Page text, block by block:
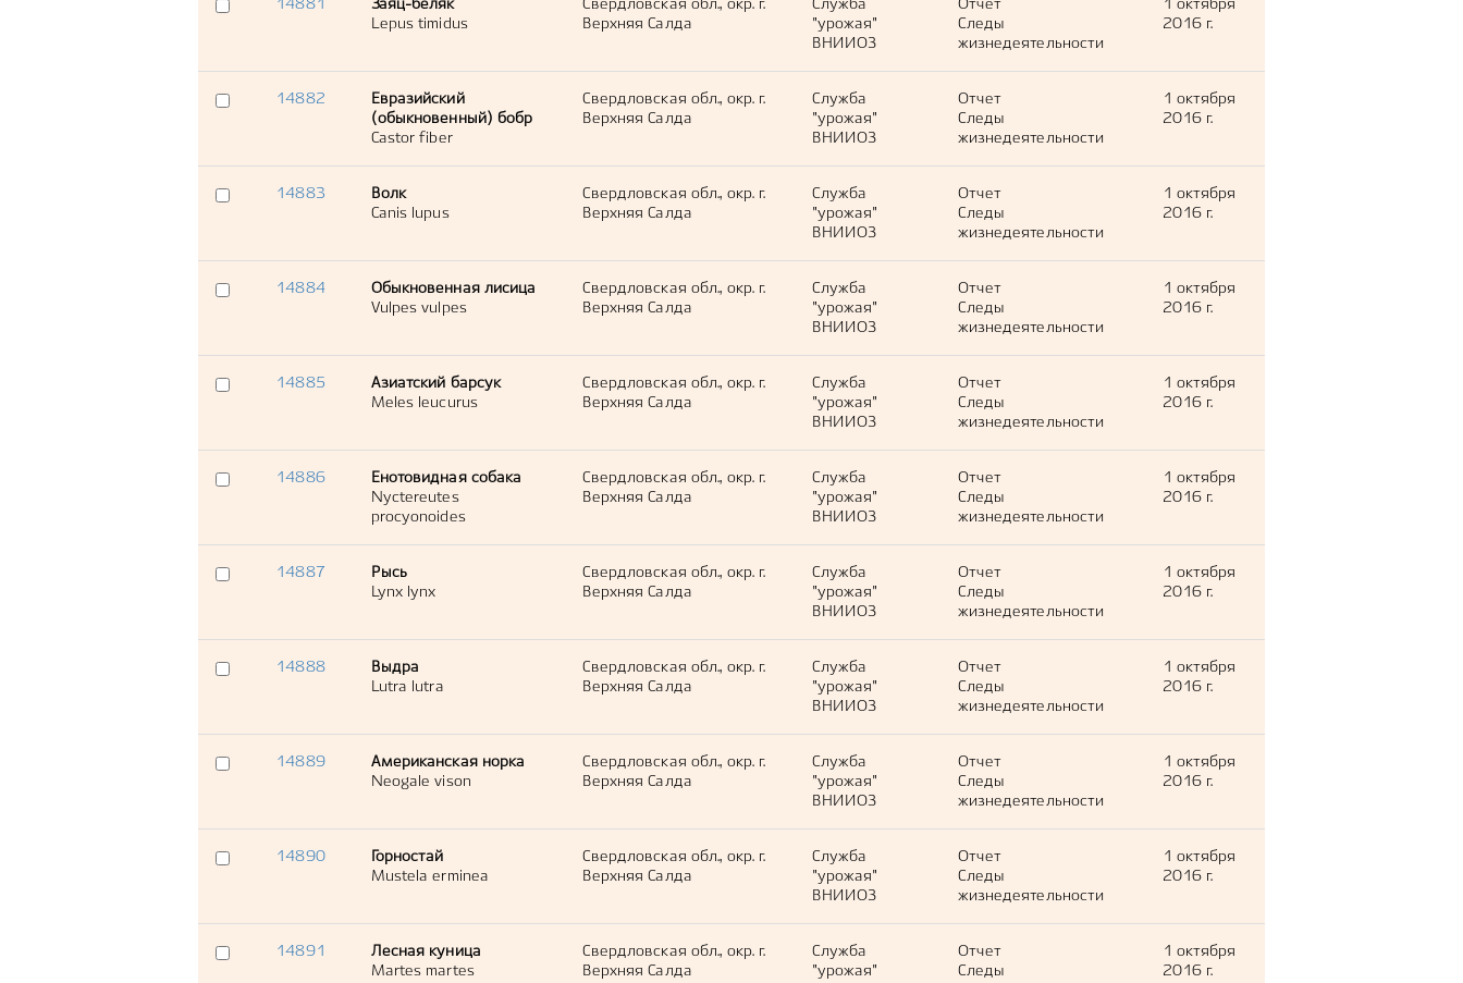
14881
Заяц-беляк
Lepus timidus
Свердловская обл., окр. г.
Верхняя Салда
Служба
"урожая"
ВНИИОЗ
Отчет
Следы
жизнедеятельности
1 октября
2016 г.
14882
Евразийский
(обыкновенный) бобр
Castor fiber
Свердловская обл., окр. г.
Верхняя Салда
Служба
"урожая"
ВНИИОЗ
Отчет
Следы
жизнедеятельности
1 октября
2016 г.
14883
Волк
Canis lupus
Свердловская обл., окр. г.
Верхняя Салда
Служба
"урожая"
ВНИИОЗ
Отчет
Следы
жизнедеятельности
1 октября
2016 г.
14884
Обыкновенная лисица
Vulpes vulpes
Свердловская обл., окр. г.
Верхняя Салда
Служба
"урожая"
ВНИИОЗ
Отчет
Следы
жизнедеятельности
1 октября
2016 г.
14885
Азиатский барсук
Meles leucurus
Свердловская обл., окр. г.
Верхняя Салда
Служба
"урожая"
ВНИИОЗ
Отчет
Следы
жизнедеятельности
1 октября
2016 г.
14886
Енотовидная собака
Nyctereutes
procyonoides
Свердловская обл., окр. г.
Верхняя Салда
Служба
"урожая"
ВНИИОЗ
Отчет
Следы
жизнедеятельности
1 октября
2016 г.
14887
Рысь
Lynx lynx
Свердловская обл., окр. г.
Верхняя Салда
Служба
"урожая"
ВНИИОЗ
Отчет
Следы
жизнедеятельности
1 октября
2016 г.
14888
Выдра
Lutra lutra
Свердловская обл., окр. г.
Верхняя Салда
Служба
"урожая"
ВНИИОЗ
Отчет
Следы
жизнедеятельности
1 октября
2016 г.
14889
Американская норка
Neogale vison
Свердловская обл., окр. г.
Верхняя Салда
Служба
"урожая"
ВНИИОЗ
Отчет
Следы
жизнедеятельности
1 октября
2016 г.
14890
Горностай
Mustela erminea
Свердловская обл., окр. г.
Верхняя Салда
Служба
"урожая"
ВНИИОЗ
Отчет
Следы
жизнедеятельности
1 октября
2016 г.
14891
Лесная куница
Martes martes
Свердловская обл., окр. г.
Верхняя Салда
Служба
"урожая"
Отчет
Следы
1 октября
2016 г.